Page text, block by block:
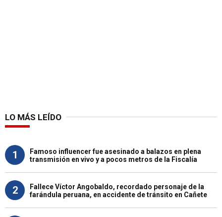
LO MÁS LEÍDO
1
Famoso influencer fue asesinado a balazos en plena
transmisión en vivo y a pocos metros de la Fiscalía
2
Fallece Víctor Angobaldo, recordado personaje de la
farándula peruana, en accidente de tránsito en Cañete